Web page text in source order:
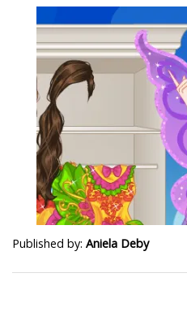
Published by: Aniela Deby